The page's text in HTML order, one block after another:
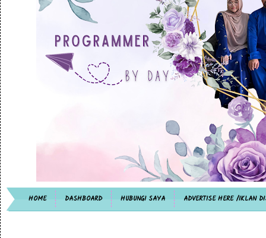
HOME DASHBOARD HUBUNGI SAYA ADVERTISE HERE /IKLAN